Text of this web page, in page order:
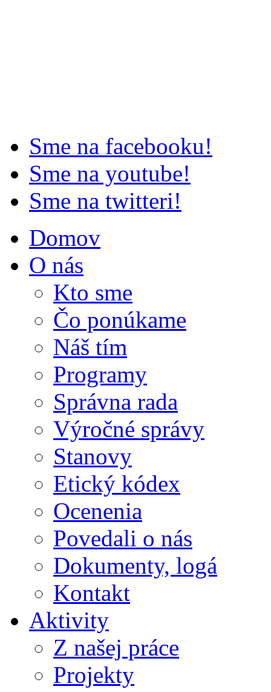
Sme na facebooku!
Sme na youtube!
Sme na twitteri!
Domov
O nás
Kto sme
Čo ponúkame
Náš tím
Programy
Správna rada
Výročné správy
Stanovy
Etický kódex
Ocenenia
Povedali o nás
Dokumenty, logá
Kontakt
Aktivity
Z našej práce
Projekty